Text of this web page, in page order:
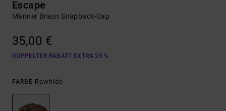
Escape
Männer Braun Snapback-Cap
35,00 €
DOPPELTER RABATT EXTRA 25 %
FARBE Rawhide